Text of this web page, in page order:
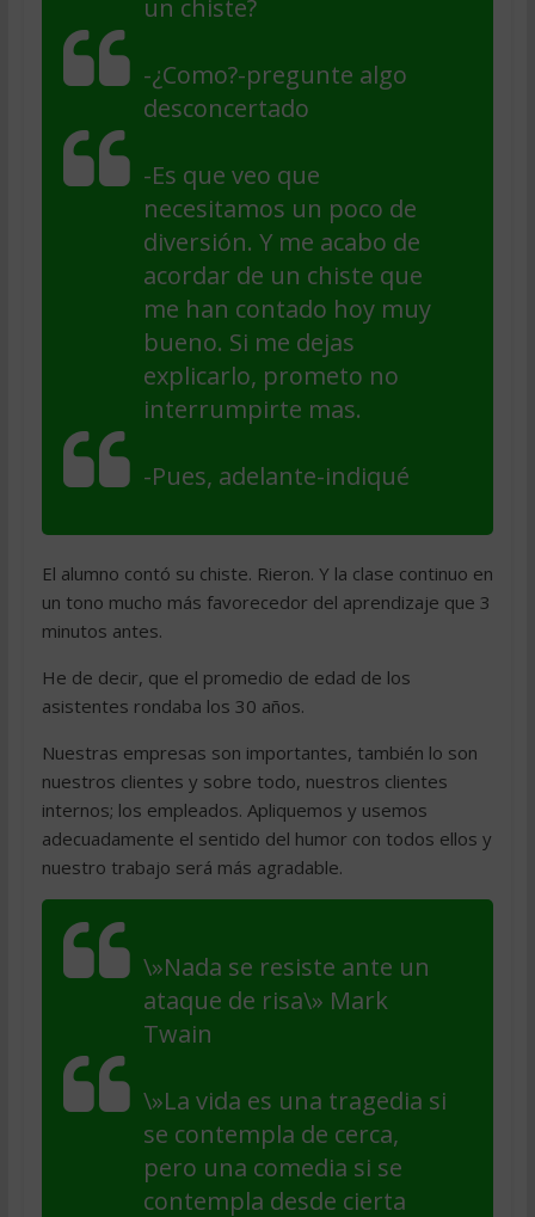
un chiste?
-¿Como?-pregunte algo
desconcertado
-Es que veo que
necesitamos un poco de
diversión. Y me acabo de
acordar de un chiste que
me han contado hoy muy
bueno. Si me dejas
explicarlo, prometo no
interrumpirte mas.
-Pues, adelante-indiqué
El alumno contó su chiste. Rieron. Y la clase continuo en
un tono mucho más favorecedor del aprendizaje que 3
minutos antes.
He de decir, que el promedio de edad de los
asistentes rondaba los 30 años.
Nuestras empresas son importantes, también lo son
nuestros clientes y sobre todo, nuestros clientes
internos; los empleados. Apliquemos y usemos
adecuadamente el sentido del humor con todos ellos y
nuestro trabajo será más agradable.
\»Nada se resiste ante un
ataque de risa\» Mark
Twain
\»La vida es una tragedia si
se contempla de cerca,
pero una comedia si se
contempla desde cierta